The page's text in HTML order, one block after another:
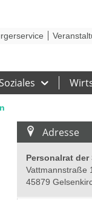
Adresse
Personalrat
Vattmannstraße
45879